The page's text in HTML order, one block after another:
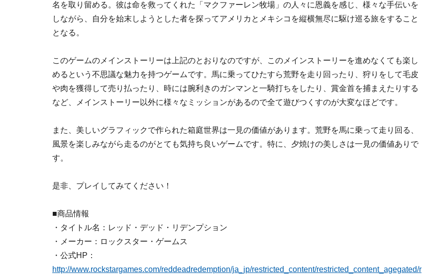
名を取り留める。彼は命を救ってくれた「マクファーレン牧場」の人々に恩義を感じ、様々な手伝いを
しながら、自分を始末しようとした者を探ってアメリカとメキシコを縦横無尽に駆け巡る旅をすること
となる。
このゲームのメインストーリーは上記のとおりなのですが、このメインストーリーを進めなくても楽し
めるという不思議な魅力を持つゲームです。馬に乗ってひたすら荒野を走り回ったり、狩りをして毛皮
や肉を獲得して売り払ったり、時には腕利きのガンマンと一騎打ちをしたり、賞金首を捕まえたりする
など、メインストーリー以外に様々なミッションがあるので全て遊びつくすのが大変なほどです。
また、美しいグラフィックで作られた箱庭世界は一見の価値があります。荒野を馬に乗って走り回る、
風景を楽しみながら走るのがとても気持ち良いゲームです。特に、夕焼けの美しさは一見の価値ありで
す。
是非、プレイしてみてください！
■商品情報
・タイトル名：レッド・デッド・リデンプション
・メーカー：ロックスター・ゲームス
・公式HP：
http://www.rockstargames.com/reddeadredemption/ja_jp/restricted_content/restricted_content_agegated/r